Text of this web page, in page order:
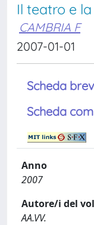
Il teatro e
CAMBRIA F
2007-01-01
Scheda
Scheda
Anno
2007
Autore/i del
AA.VV.